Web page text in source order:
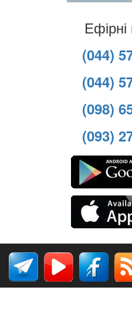
(044)
(044)
(098)
(093)